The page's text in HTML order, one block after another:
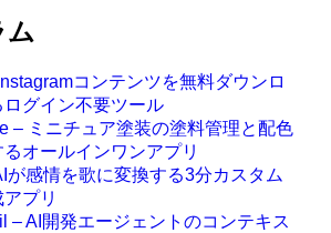
ム
コンテンツを無料ダウンロ
ログイン不要ツール
– ミニチュア塗装の塗料管理と配色
オールインワンアプリ
が感情を歌に変換する3分カスタム
プリ
– AI開発エージェントのコンテキス